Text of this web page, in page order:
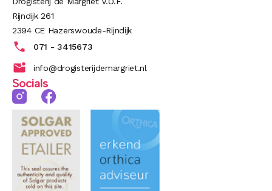
Rijndijk 261
2394 CE Hazerswoude-Rijndijk
071 - 3415673
info@drogisterijdemargriet.nl
Socials